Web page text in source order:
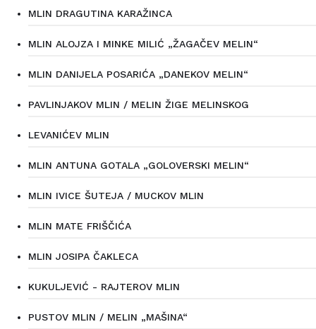
MLIN DRAGUTINA KARAŽINCA
MLIN ALOJZA I MINKE MILIĆ „ŽAGAČEV MELIN“
MLIN DANIJELA POSARIĆA „DANEKOV MELIN“
PAVLINJAKOV MLIN / MELIN ŽIGE MELINSKOG
LEVANIĆEV MLIN
MLIN ANTUNA GOTALA „GOLOVERSKI MELIN“
MLIN IVICE ŠUTEJA / MUCKOV MLIN
MLIN MATE FRIŠČIĆA
MLIN JOSIPA ČAKLECA
KUKULJEVIĆ - RAJTEROV MLIN
PUSTOV MLIN / MELIN „MAŠINA“